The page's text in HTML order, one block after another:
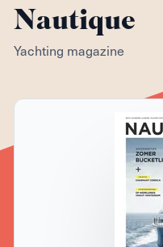
Nautique
Yachting magazine